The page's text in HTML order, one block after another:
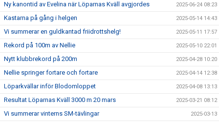
Ny kanontid av Evelina när Löparnas Kväll avgjordes 2025-06-24 08:23
Kastarna på gång i helgen 2025-05-14 14:43
Vi summerar en guldkantad friidrottshelg! 2025-05-11 17:57
Rekord på 100m av Nellie 2025-05-10 22:01
Nytt klubbrekord på 200m 2025-04-28 10:20
Nellie springer fortare och fortare 2025-04-14 12:38
Löparkvällar inför Blodomloppet 2025-04-08 13:13
Resultat Löparnas Kväll 3000 m 20 mars 2025-03-21 08:12
Vi summerar vinterns SM-tävlingar 2025-03-13